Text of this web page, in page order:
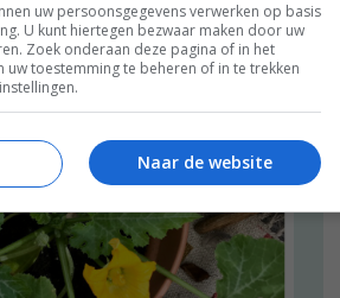
uw persoonsgegevens verwerken op basis
U kunt hiertegen bezwaar maken door uw
Zoek onderaan deze pagina of in het
uw toestemming te beheren of in te trekken
Naar de website